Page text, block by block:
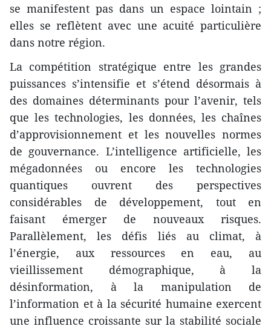
se manifestent pas dans un espace lointain ;
elles se reflètent avec une acuité particulière
dans notre région.
La compétition stratégique entre les grandes
puissances s’intensifie et s’étend désormais à
des domaines déterminants pour l’avenir, tels
que les technologies, les données, les chaînes
d’approvisionnement et les nouvelles normes
de gouvernance. L’intelligence artificielle, les
mégadonnées ou encore les technologies
quantiques ouvrent des perspectives
considérables de développement, tout en
faisant émerger de nouveaux risques.
Parallèlement, les défis liés au climat, à
l’énergie, aux ressources en eau, au
vieillissement démographique, à la
désinformation, à la manipulation de
l’information et à la sécurité humaine exercent
une influence croissante sur la stabilité sociale